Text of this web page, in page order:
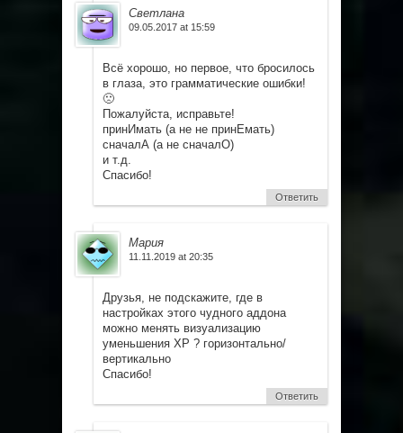
Светлана
09.05.2017 at 15:59
Всё хорошо, но первое, что бросилось
в глаза, это грамматические ошибки!
🙁
Пожалуйста, исправьте!
принИмать (а не не принЕмать)
сначалА (а не сначалО)
и т.д.
Спасибо!
Ответить
Мария
11.11.2019 at 20:35
Друзья, не подскажите, где в
настройках этого чудного аддона
можно менять визуализацию
уменьшения XP ? горизонтально/
вертикально
Спасибо!
Ответить